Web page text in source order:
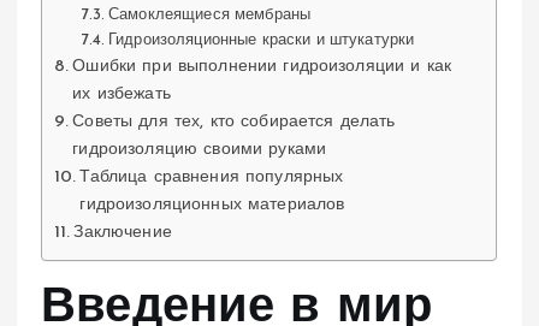
Самоклеящиеся мембраны
Гидроизоляционные краски и штукатурки
Ошибки при выполнении гидроизоляции и как
их избежать
Советы для тех, кто собирается делать
гидроизоляцию своими руками
Таблица сравнения популярных
гидроизоляционных материалов
Заключение
Введение в мир